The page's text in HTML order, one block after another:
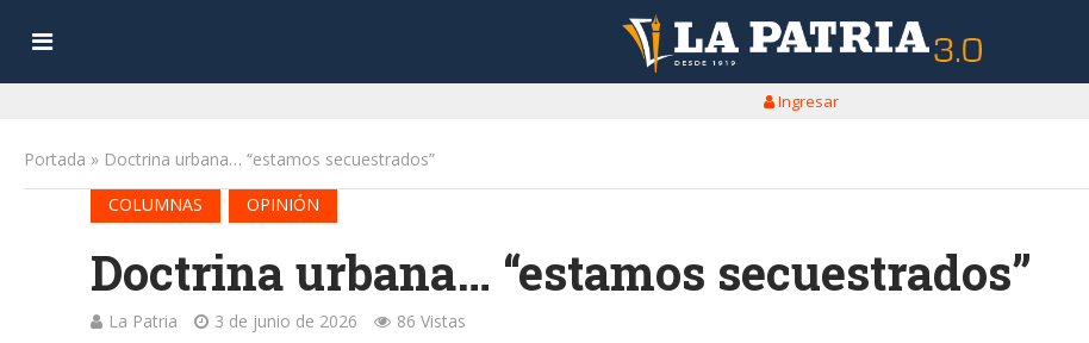
Ingresar
Portada » Doctrina urbana… “estamos secuestrados”
COLUMNAS
OPINIÓN
Doctrina urbana… “estamos secuestrados”
La Patria 3 de junio de 2026 86 Vistas